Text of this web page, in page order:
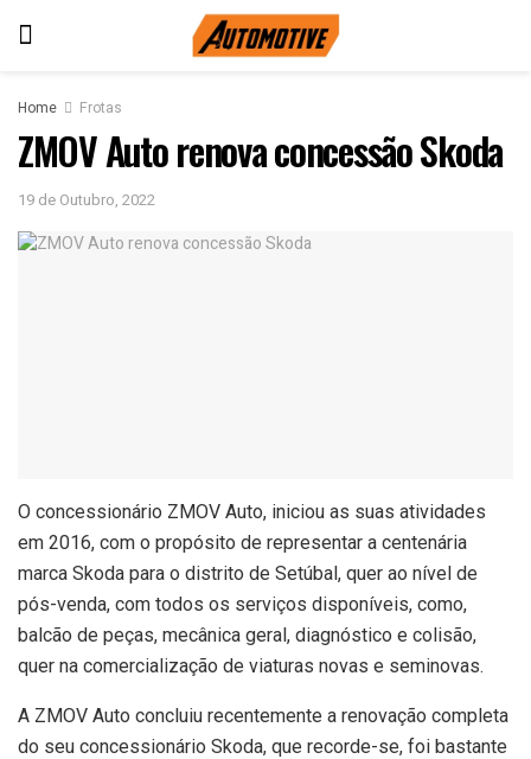
Home Frotas
ZMOV Auto renova concessão Skoda
19 de Outubro, 2022
O concessionário ZMOV Auto, iniciou as suas atividades
em 2016, com o propósito de representar a centenária
marca Skoda para o distrito de Setúbal, quer ao nível de
pós-venda, com todos os serviços disponíveis, como,
balcão de peças, mecânica geral, diagnóstico e colisão,
quer na comercialização de viaturas novas e seminovas.
A ZMOV Auto concluiu recentemente a renovação completa
do seu concessionário Skoda, que recorde-se, foi bastante